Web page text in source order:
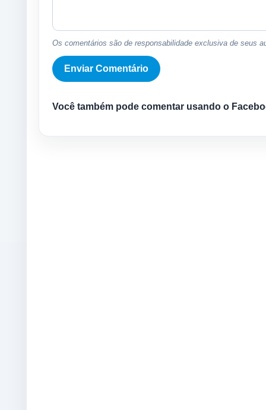
Os comentários são de responsabilidade exclusiva de seus
Você também pode comentar usando o